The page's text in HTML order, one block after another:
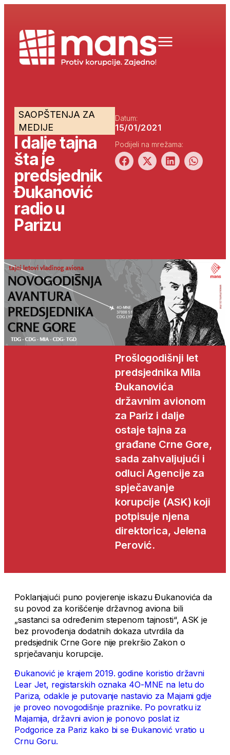
SAOPŠTENJA ZA
MEDIJE
I dalje tajna
šta je
predsjednik
Đukanović
radio u
Parizu
Datum:
15/01/2021
Podijeli na mrežama:
Prošlogodišnji let
predsjednika Mila
Đukanovića
državnim avionom
za Pariz i dalje
ostaje tajna za
građane Crne Gore,
sada zahvaljujući i
odluci Agencije za
spječavanje
korupcije (ASK) koji
potpisuje njena
direktorica, Jelena
Perović.
Poklanjajući puno povjerenje iskazu Đukanovića da
su povod za korišćenje državnog aviona bili
„sastanci sa određenim stepenom tajnosti“, ASK je
bez provođenja dodatnih dokaza utvrdila da
predsjednik Crne Gore nije prekršio Zakon o
sprječavanju korupcije.
Đukanović je krajem 2019. godine koristio državni
Lear Jet, registarskih oznaka 4O-MNE na letu do
Pariza, odakle je putovanje nastavio za Majami gdje
je proveo novogodišnje praznike. Po povratku iz
Majamija, državni avion je ponovo poslat iz
Podgorice za Pariz kako bi se Đukanović vratio u
Crnu Goru.